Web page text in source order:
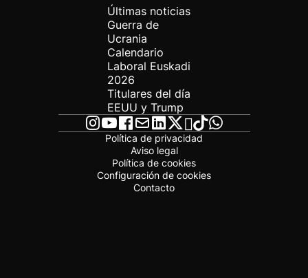
Últimas noticias
Guerra de
Ucrania
Calendario
Laboral Euskadi
2026
Titulares del día
EEUU y Trump
Política de privacidad
Aviso legal
Política de cookies
Configuración de cookies
Contacto